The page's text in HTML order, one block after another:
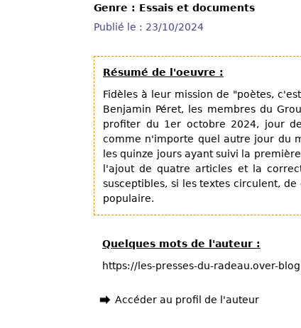
Genre : Essais et documents
Publié le : 23/10/2024
Résumé de l'oeuvre :
Fidèles à leur mission de "poètes,
Benjamin Péret, les membres du
profiter du 1er octobre 2024, jour
comme n'importe quel autre jour du
les quinze jours ayant suivi la
l'ajout de quatre articles et la
susceptibles, si les textes circulent,
populaire.
Quelques mots de l'auteur :
https://les-presses-du-radeau.over-
Accéder au profil de l'auteur